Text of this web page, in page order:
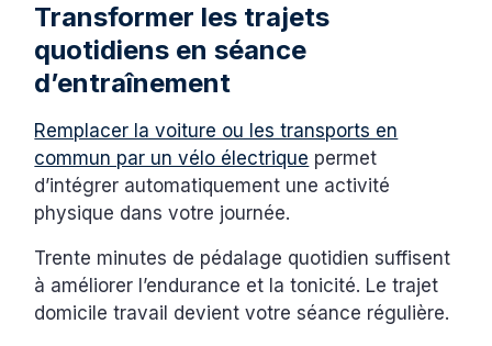
Transformer les trajets
quotidiens en séance
d’entraînement
Remplacer la voiture ou les transports en
commun par un vélo électrique permet
d’intégrer automatiquement une activité
physique dans votre journée.
Trente minutes de pédalage quotidien suffisent
à améliorer l’endurance et la tonicité. Le trajet
domicile travail devient votre séance régulière.